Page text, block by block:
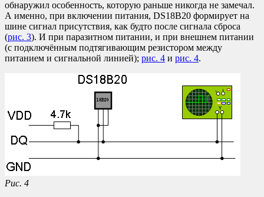
обнаружил особенность, которую раньше никогда не замечал.
А именно, при включении питания, DS18B20 формирует на
шине сигнал присутствия, как будто после сигнала сброса
(рис. 3). И при паразитном питании, и при внешнем питании
(с подключённым подтягивающим резистором между
питанием и сигнальной линией); рис. 4 и рис. 4.
Рис. 4